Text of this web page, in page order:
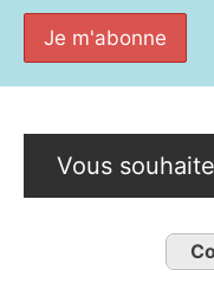
Vous